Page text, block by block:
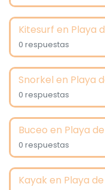
Kitesurf en Playa
0 respuestas
Snorkel en Playa
0 respuestas
Buceo en Playa
0 respuestas
Kayak en Playa